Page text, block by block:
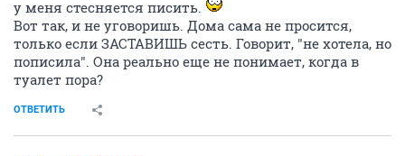
у меня стесняется писить.
Вот так, и не уговоришь. Дома сама не просится,
только если ЗАСТАВИШЬ сесть. Говорит, "не хотела, но
пописила". Она реально еще не понимает, когда в
туалет пора?
ОТВЕТИТЬ